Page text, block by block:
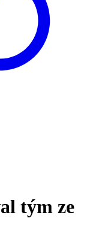
tým ze